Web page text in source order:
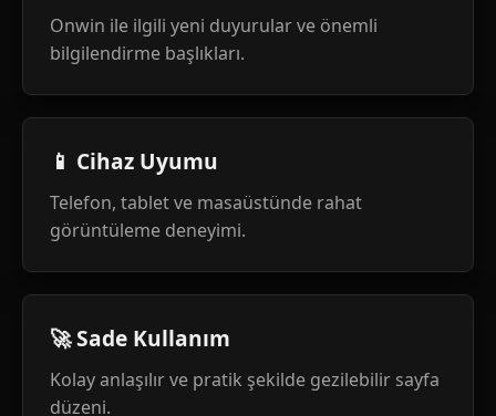
Onwin ile ilgili yeni duyurular ve önemli
bilgilendirme başlıkları.
📱 Cihaz Uyumu
Telefon, tablet ve masaüstünde rahat
görüntüleme deneyimi.
🚀 Sade Kullanım
Kolay anlaşılır ve pratik şekilde gezilebilir sayfa
düzeni.